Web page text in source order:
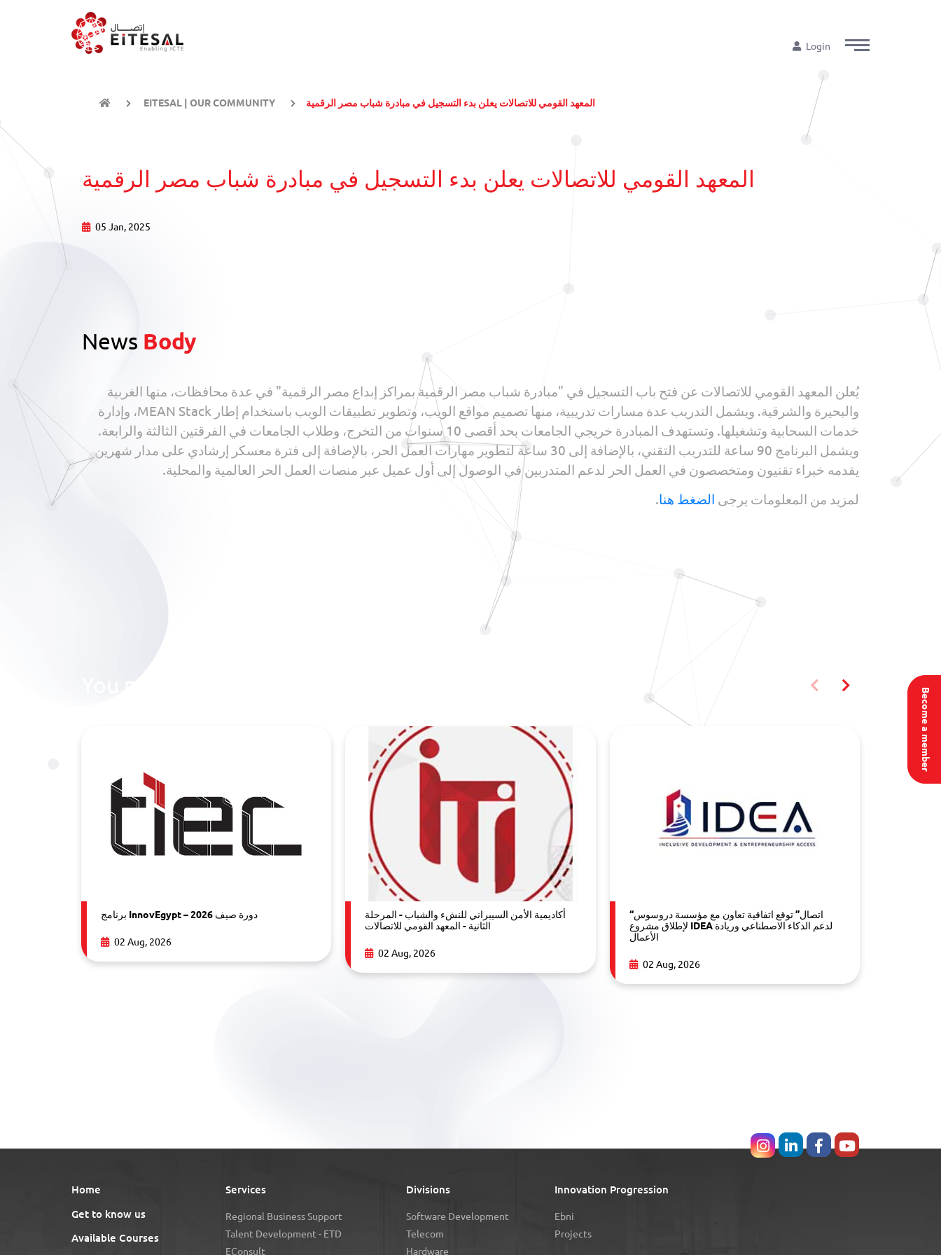
Login
Become a member
EITESAL | OUR COMMUNITY المعهد القومي للاتصالات يعلن بدء التسجيل في مبادرة شباب مصر الرقمية
المعهد القومي للاتصالات يعلن بدء التسجيل في مبادرة شباب مصر الرقمية
05 Jan, 2025
News Body
يُعلن المعهد القومي للاتصالات عن فتح باب التسجيل في "مبادرة شباب مصر الرقمية بمراكز إبداع مصر الرقمية" في عدة محافظات، منها الغربية
والبحيرة والشرقية. ويشمل التدريب عدة مسارات تدريبية، منها تصميم مواقع الويب، وتطوير تطبيقات الويب باستخدام إطار MEAN Stack، وإدارة
خدمات السحابية وتشغيلها. وتستهدف المبادرة خريجي الجامعات بحد أقصى 10 سنوات من التخرج، وطلاب الجامعات في الفرقتين الثالثة والرابعة.
ويشمل البرنامج 90 ساعة للتدريب التقني، بالإضافة إلى 30 ساعة لتطوير مهارات العمل الحر، بالإضافة إلى فترة معسكر إرشادي على مدار شهرين
يقدمه خبراء تقنيون ومتخصصون في العمل الحر لدعم المتدربين في الوصول إلى أول عميل عبر منصات العمل الحر العالمية والمحلية.
لمزيد من المعلومات يرجى الضغط هنا.
برنامج InnovEgypt – دورة صيف 2026
02 Aug, 2026
أكاديمية الأمن السيبراني للنشء والشباب - المرحلة
الثانية - المعهد القومي للاتصالات
02 Aug, 2026
“اتصال” توقع اتفاقية تعاون مع مؤسسة دروسوس
لإطلاق مشروع IDEA لدعم الذكاء الاصطناعي وريادة
الأعمال
02 Aug, 2026
Home
Get to know us
Available Courses
Services
Regional Business Support
Talent Development - ETD
EConsult
Divisions
Software Development
Telecom
Hardware
Innovation Progression
Ebni
Projects